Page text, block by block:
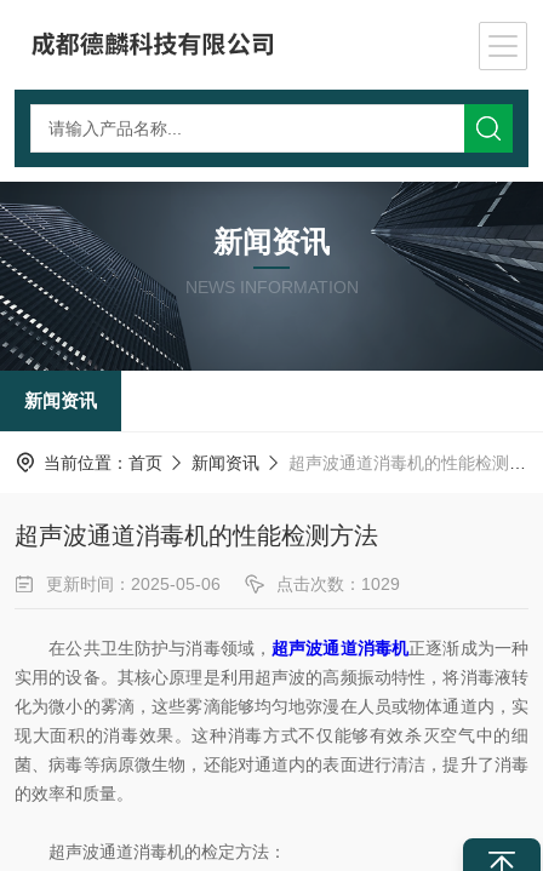
新闻资讯
NEWS INFORMATION
新闻资讯
当前位置： 首页 新闻资讯 超声波通道消毒机的性能检测方法
超声波通道消毒机的性能检测方法
更新时间：2025-05-06 点击次数：1029
在公共卫生防护与消毒领域， 超声波通道消毒机正逐渐成为一种
实用的设备。其核心原理是利用超声波的高频振动特性，将消毒液转
化为微小的雾滴，这些雾滴能够均匀地弥漫在人员或物体通道内，实
现大面积的消毒效果。这种消毒方式不仅能够有效杀灭空气中的细
菌、病毒等病原微生物，还能对通道内的表面进行清洁，提升了消毒
的效率和质量。
超声波通道消毒机的检定方法：